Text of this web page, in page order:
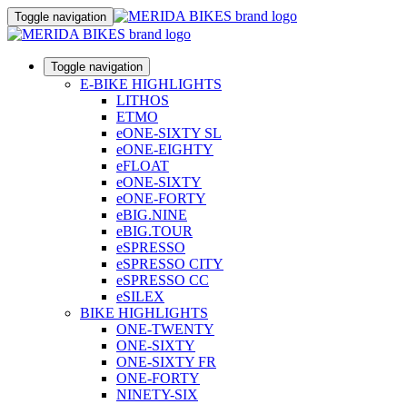
Toggle navigation
Toggle navigation
E-BIKE HIGHLIGHTS
LITHOS
ETMO
eONE-SIXTY SL
eONE-EIGHTY
eFLOAT
eONE-SIXTY
eONE-FORTY
eBIG.NINE
eBIG.TOUR
eSPRESSO
eSPRESSO CITY
eSPRESSO CC
eSILEX
BIKE HIGHLIGHTS
ONE-TWENTY
ONE-SIXTY
ONE-SIXTY FR
ONE-FORTY
NINETY-SIX